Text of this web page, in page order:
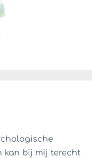
kan bij mij terecht